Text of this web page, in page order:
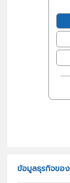
ข้อมูลธุรกิจขอ